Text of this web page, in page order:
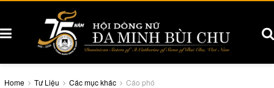
Home Tư Liệu Các mục khác Cáo phó